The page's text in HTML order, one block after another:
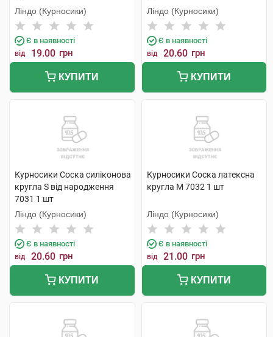
Ліндо (Курносики)
Є в наявності
від 19.00 грн
КУПИТИ
Ліндо (Курносики)
Є в наявності
від 20.60 грн
КУПИТИ
Курносики Соска силіконова
кругла S від народження
7031 1 шт
Ліндо (Курносики)
Є в наявності
від 20.60 грн
КУПИТИ
Курносики Соска латексна
кругла M 7032 1 шт
Ліндо (Курносики)
Є в наявності
від 21.00 грн
КУПИТИ